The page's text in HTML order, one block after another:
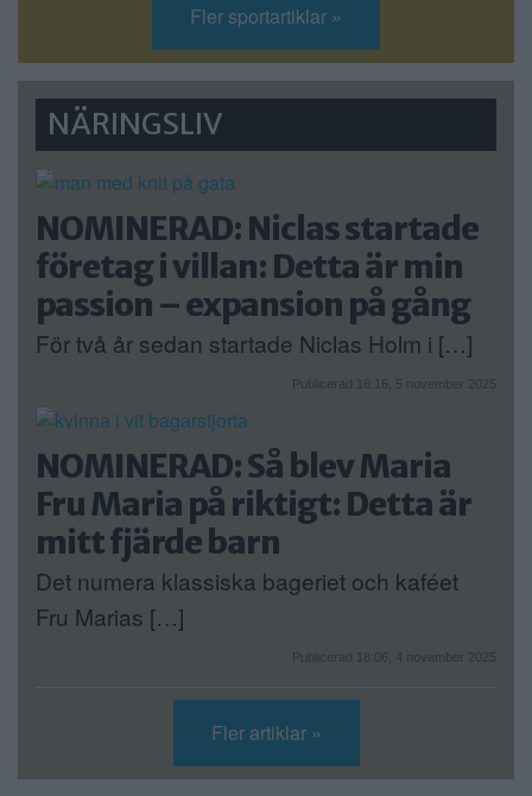
Fler sportartiklar »
NÄRINGSLIV
NOMINERAD: Niclas startade
företag i villan: Detta är min
passion – expansion på gång
För två år sedan startade Niclas Holm i […]
Publicerad 16:16, 5 november 2025
NOMINERAD: Så blev Maria
Fru Maria på riktigt: Detta är
mitt fjärde barn
Det numera klassiska bageriet och kaféet
Fru Marias […]
Publicerad 18:06, 4 november 2025
Fler artiklar »